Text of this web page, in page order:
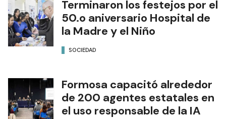
Terminaron los festejos por el
50.o aniversario Hospital de
la Madre y el Niño
SOCIEDAD
Formosa capacitó alrededor
de 200 agentes estatales en
el uso responsable de la IA